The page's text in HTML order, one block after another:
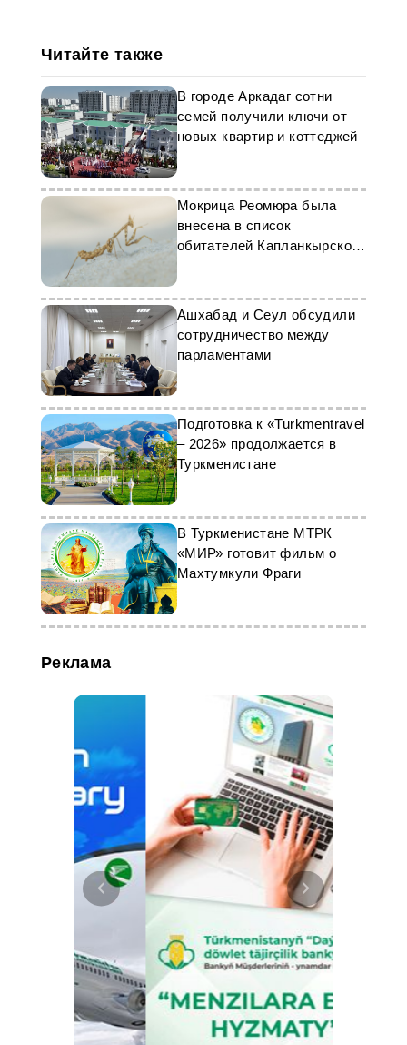
Читайте также
В городе Аркадаг сотни
семей получили ключи от
новых квартир и коттеджей
Мокрица Реомюра была
внесена в список
обитателей Капланкырского
Ашхабад и Сеул обсудили
сотрудничество между
парламентами
Подготовка к «Turkmentravel
– 2026» продолжается в
Туркменистане
В Туркменистане МТРК
«МИР» готовит фильм о
Махтумкули Фраги
Реклама